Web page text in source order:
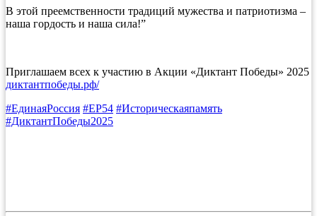
В этой преемственности традиций мужества и патриотизма –
наша гордость и наша сила!”
Приглашаем всех к участию в Акции «Диктант Победы» 2025
диктантпобеды.рф/
#ЕдинаяРоссия #ЕР54 #Историческаяпамять
#ДиктантПобеды2025